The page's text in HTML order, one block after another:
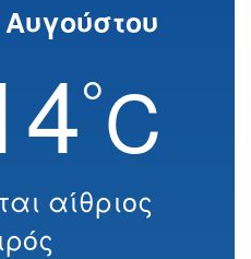
Αυγούστου
°C
αίθριος